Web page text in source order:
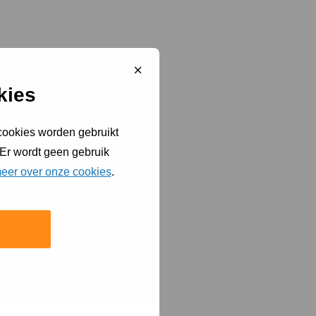
worden gebruikt
wordt geen gebruik
over onze cookies.
Sluit